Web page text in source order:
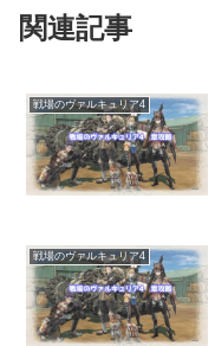
関連記事
戦場のヴァルキュリア4
戦場のヴァルキュリア4